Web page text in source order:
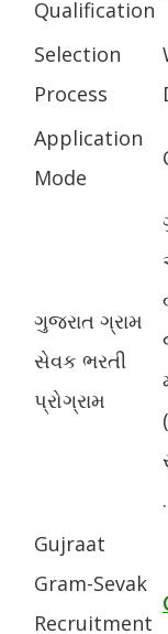
Qualification
Selection
Process
Application
Mode
ગુજરાત ગ્રામ
સેવક ભરતી
પ્રોગ્રામ
.
Gujraat
Gram-Sevak
Recruitment